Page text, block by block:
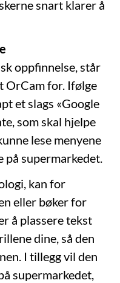
snart klarer å
oppfinnelse, står
OrCam for. Ifølge
et slags «Google
som skal hjelpe
lese menyene
på supermarkedet.
kan for
eller bøker for
å plassere tekst
dine, så den
I tillegg vil den
supermarkedet,